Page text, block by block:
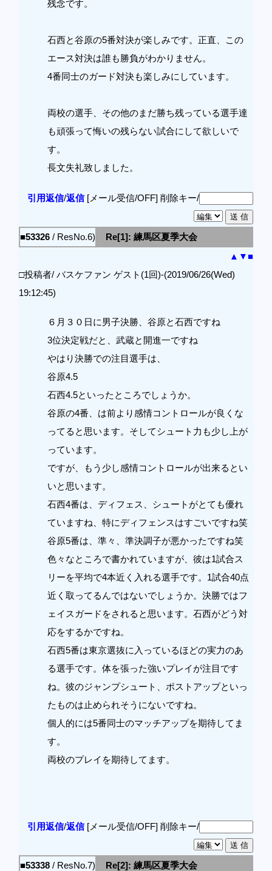
残念です。
石西と谷原の5番対決が楽しみです。正直、この
エース対決は誰も勝負がわかりません。
4番同士のガード対決も楽しみにしています。
両校の選手、その他のまだ勝ち残っている選手達
も頑張って悔いの残らない試合にして欲しいで
す。
長文失礼致しました。
引用返信/返信[メール受信/OFF] 削除キー/
■53326 / ResNo.6)
Re[1]: 練馬区夏季大会
▲ ▼■
□投稿者/ バスケファン ゲスト(1回)-(2019/06/26(Wed)
19:12:45)
６月３０日に男子決勝、谷原と石西ですね
3位決定戦だと、武蔵と開進一ですね
やはり決勝での注目選手は、
谷原4.5
石西4.5といったところでしょうか。
谷原の4番、は前より感情コントロールが良くな
ってると思います。そしてシュート力も少し上が
っています。
ですが、もう少し感情コントロールが出来るとい
いと思います。
石西4番は、ディフェス、シュートがとても優れ
ていますね、特にディフェンスはすごいですね笑
谷原5番は、準々、準決調子が悪かったですね笑
色々なところで書かれていますが、彼は1試合ス
リーを平均で4本近く入れる選手です。1試合40点
近く取ってるんではないでしょうか。決勝ではフ
ェイスガードをされると思います。石西がどう対
応をするかですね。
石西5番は東京選抜に入っているほどの実力のあ
る選手です。体を張った強いプレイが注目です
ね。彼のジャンプシュート、ポストアップといっ
たものは止められそうにないですね。
個人的には5番同士のマッチアップを期待してま
す。
両校のプレイを期待してます。
引用返信/返信[メール受信/OFF] 削除キー/
■53338 / ResNo.7)
Re[2]: 練馬区夏季大会